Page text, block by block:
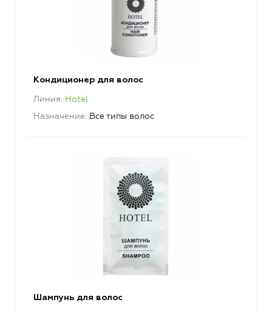
Кондиционер для волос
Линия Hotel
Назначение Все типы волос
Шампунь для волос